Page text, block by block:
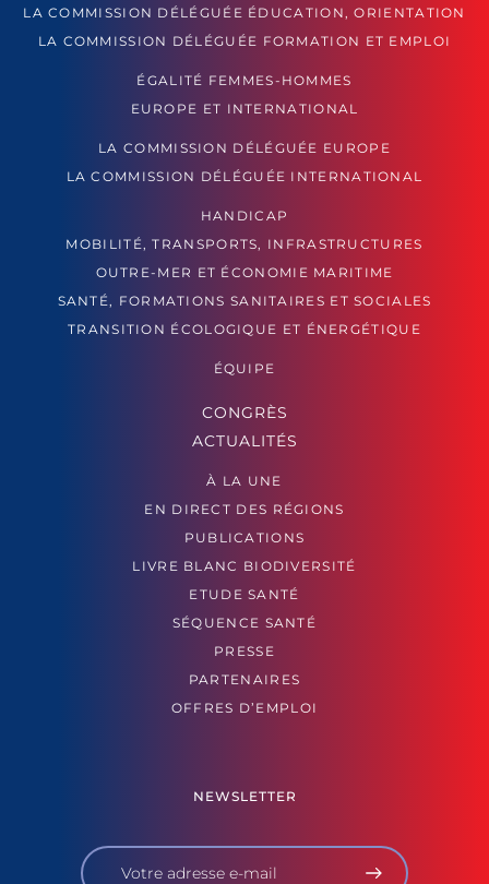
LA COMMISSION DÉLÉGUÉE ÉDUCATION, ORIENTATION
LA COMMISSION DÉLÉGUÉE FORMATION ET EMPLOI
ÉGALITÉ FEMMES-HOMMES
EUROPE ET INTERNATIONAL
LA COMMISSION DÉLÉGUÉE EUROPE
LA COMMISSION DÉLÉGUÉE INTERNATIONAL
HANDICAP
MOBILITÉ, TRANSPORTS, INFRASTRUCTURES
OUTRE-MER ET ÉCONOMIE MARITIME
SANTÉ, FORMATIONS SANITAIRES ET SOCIALES
TRANSITION ÉCOLOGIQUE ET ÉNERGÉTIQUE
ÉQUIPE
CONGRÈS
ACTUALITÉS
À LA UNE
EN DIRECT DES RÉGIONS
PUBLICATIONS
LIVRE BLANC BIODIVERSITÉ
ETUDE SANTÉ
SÉQUENCE SANTÉ
PRESSE
PARTENAIRES
OFFRES D’EMPLOI
NEWSLETTER